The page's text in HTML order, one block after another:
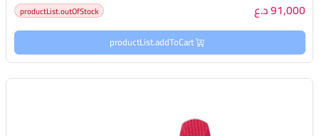
91,000 د.ع productList.outOfStock
productList.addToCart